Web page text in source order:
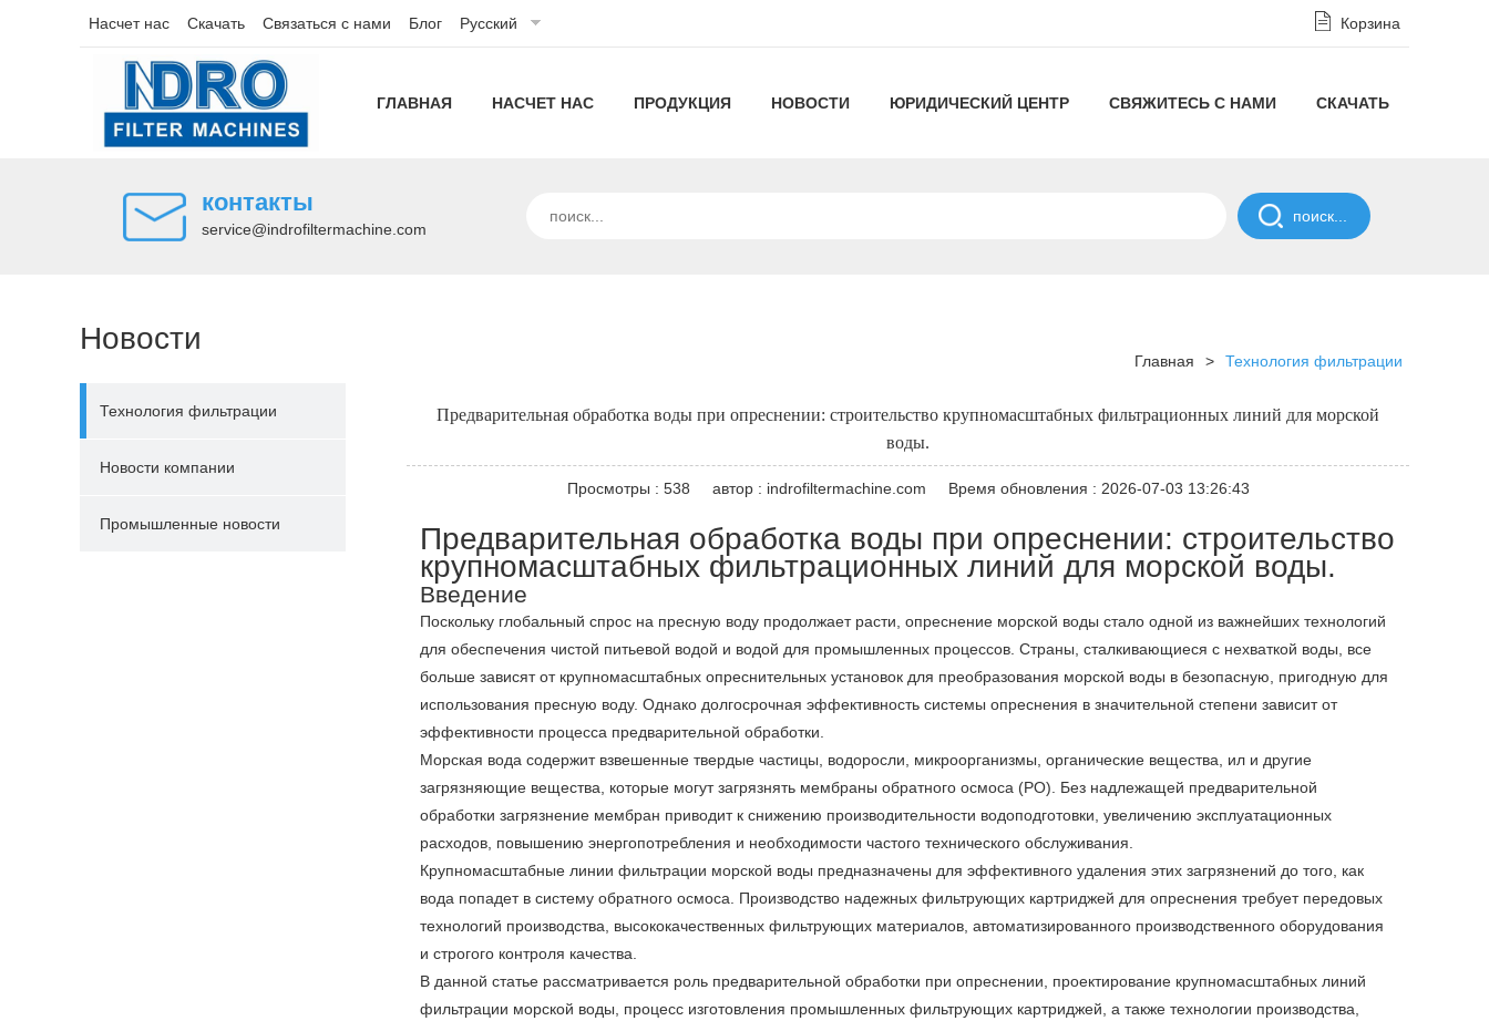
Насчет нас Скачать Связаться с нами Блог Русский Корзина
ГЛАВНАЯ НАСЧЕТ НАС
КОМПАНИИ
Наши
ПРОДУКЦИЯ
производства
картриджей
фильтров
бассейнов/
СПА
машины
фильтра
Карманный
фильтр
картриджа
фильтра
пыли
машины
для
выдувания
из
расплава
машины
для
намотанного
фильтрующего
машины
для
фильтровальных
Фильтровальные
машины
Сварочный
аппарат
деталей
из
пластиковых
части
патрона
фильтра
НОВОСТИ ЮРИДИЧЕСКИЙ ЦЕНТР
с
Политикой
СВЯЖИТЕСЬ С НАМИ СКАЧАТЬ
контакты
service@indrofiltermachine.com
Новости
Технология фильтрации
Новости компании
Промышленные новости
Главная > Технология фильтрации
Предварительная обработка воды при опреснении: строительство крупномасштабных фильтрационных линий для морской
воды.
Просмотры : 538 автор : indrofiltermachine.com Время обновления : 2026-07-03 13:26:43
Предварительная обработка воды при опреснении: строительство
крупномасштабных фильтрационных линий для морской воды.
Введение
Поскольку глобальный спрос на пресную воду продолжает расти, опреснение морской воды стало одной из важнейших технологий
для обеспечения чистой питьевой водой и водой для промышленных процессов. Страны, сталкивающиеся с нехваткой воды, все
больше зависят от крупномасштабных опреснительных установок для преобразования морской воды в безопасную, пригодную для
использования пресную воду. Однако долгосрочная эффективность системы опреснения в значительной степени зависит от
эффективности процесса предварительной обработки.
Морская вода содержит взвешенные твердые частицы, водоросли, микроорганизмы, органические вещества, ил и другие
загрязняющие вещества, которые могут загрязнять мембраны обратного осмоса (РО). Без надлежащей предварительной
обработки загрязнение мембран приводит к снижению производительности водоподготовки, увеличению эксплуатационных
расходов, повышению энергопотребления и необходимости частого технического обслуживания.
Крупномасштабные линии фильтрации морской воды предназначены для эффективного удаления этих загрязнений до того, как
вода попадет в систему обратного осмоса. Производство надежных фильтрующих картриджей для опреснения требует передовых
технологий производства, высококачественных фильтрующих материалов, автоматизированного производственного оборудования
и строгого контроля качества.
В данной статье рассматривается роль предварительной обработки при опреснении, проектирование крупномасштабных линий
фильтрации морской воды, процесс изготовления промышленных фильтрующих картриджей, а также технологии производства,